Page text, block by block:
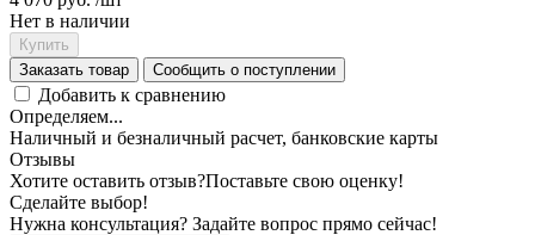
Нет в наличии
Купить
Заказать товар
Сообщить о поступлении
Добавить к сравнению
Определяем...
Наличный и безналичный расчет, банковские карты
Отзывы
Хотите оставить отзыв?Поставьте свою оценку!
Сделайте выбор!
Нужна консультация? Задайте вопрос прямо сейчас!